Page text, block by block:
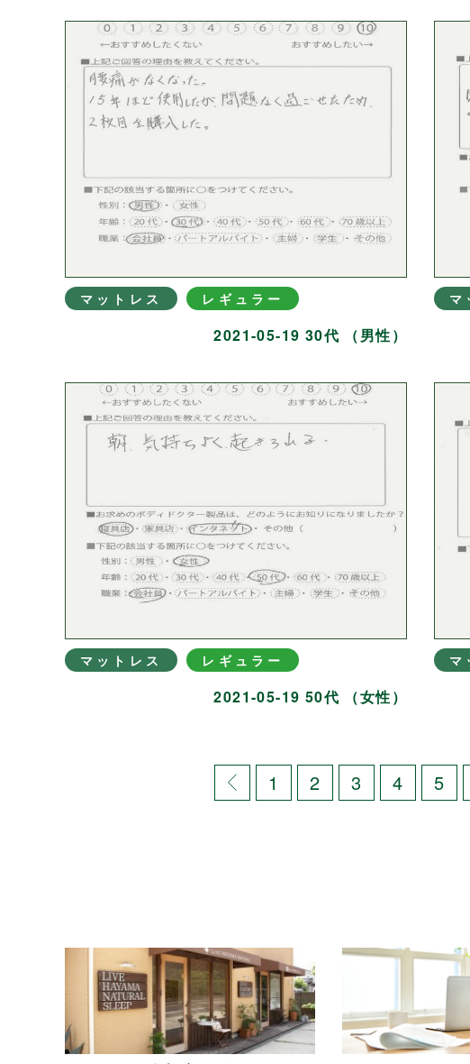
マットレス レギュラー
2021-05-19 30代 （男性）
マ
マットレス レギュラー
2021-05-19 50代 （女性）
マ
1 2 3 4 5